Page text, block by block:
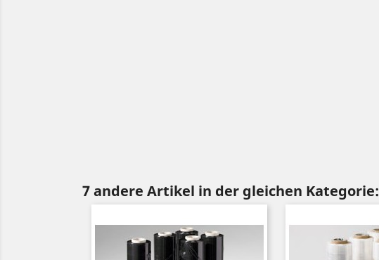
7 andere Artikel in der gleichen Kategorie: